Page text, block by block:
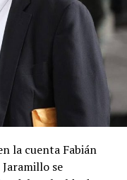
a la lojanidad
del proyecto
provincial de
de un
políticas y
que el acuerdo
condiciones para
la cuenta Fabián
se